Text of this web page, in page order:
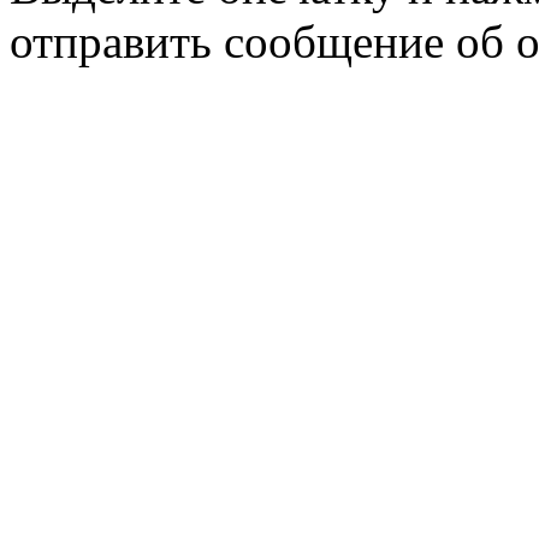
отправить сообщение об